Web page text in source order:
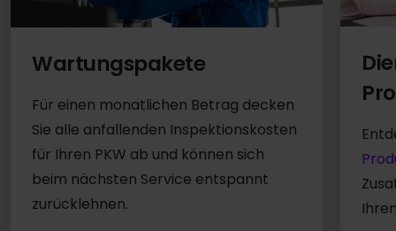
Wartungspakete
Für einen monatlichen Betrag decken
Sie alle anfallenden Inspektionskosten
für Ihren PKW ab und können sich
beim nächsten Service entspannt
zurücklehnen.